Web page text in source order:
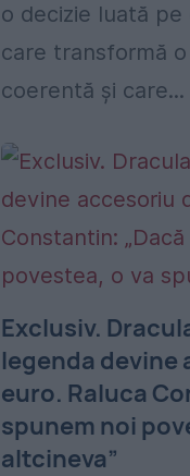
o decizie luată
care transformă
coerentă și care...
Exclusiv.
legenda devine
euro. Raluca
spunem noi
altcineva”